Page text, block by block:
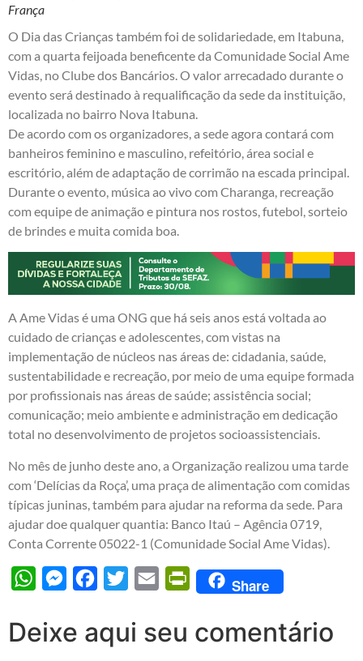
França
O Dia das Crianças também foi de solidariedade, em Itabuna,
com a quarta feijoada beneficente da Comunidade Social Ame
Vidas, no Clube dos Bancários. O valor arrecadado durante o
evento será destinado à requalificação da sede da instituição,
localizada no bairro Nova Itabuna.
De acordo com os organizadores, a sede agora contará com
banheiros feminino e masculino, refeitório, área social e
escritório, além de adaptação de corrimão na escada principal.
Durante o evento, música ao vivo com Charanga, recreação
com equipe de animação e pintura nos rostos, futebol, sorteio
de brindes e muita comida boa.
A Ame Vidas é uma ONG que há seis anos está voltada ao
cuidado de crianças e adolescentes, com vistas na
implementação de núcleos nas áreas de: cidadania, saúde,
sustentabilidade e recreação, por meio de uma equipe formada
por profissionais nas áreas de saúde; assistência social;
comunicação; meio ambiente e administração em dedicação
total no desenvolvimento de projetos socioassistenciais.
No mês de junho deste ano, a Organização realizou uma tarde
com ‘Delícias da Roça’, uma praça de alimentação com comidas
típicas juninas, também para ajudar na reforma da sede. Para
ajudar doe qualquer quantia: Banco Itaú – Agência 0719,
Conta Corrente 05022-1 (Comunidade Social Ame Vidas).
WhatsAppMessengerFacebook
Twitter Email PrintFriendly
Share
Deixe aqui seu comentário